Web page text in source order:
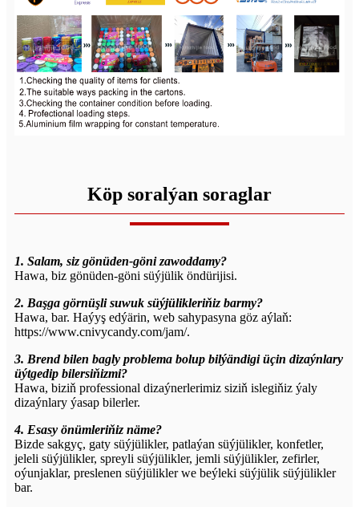
Köp soralýan soraglar
1. Salam, siz gönüden-göni zawoddamy?
Hawa, biz gönüden-göni süýjülik öndürijisi.
2. Başga görnüşli suwuk süýjülikleriňiz barmy?
Hawa, bar. Haýyş edýärin, web sahypasyna göz aýlaň:
https://www.cnivycandy.com/jam/.
3. Brend bilen bagly problema bolup bilýändigi üçin dizaýnlary
üýtgedip bilersiňizmi?
Hawa, biziň professional dizaýnerlerimiz siziň islegiňiz ýaly
dizaýnlary ýasap bilerler.
4. Esasy önümleriňiz näme?
Bizde sakgyç, gaty süýjülikler, patlaýan süýjülikler, konfetler,
jeleli süýjülikler, spreyli süýjülikler, jemli süýjülikler, zefirler,
oýunjaklar, preslenen süýjülikler we beýleki süýjülik süýjülikler
bar.